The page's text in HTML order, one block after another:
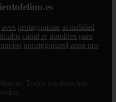
aves protagonistas actualidad
canal tv nombres para
uncategorized zona pro
Todos los derechos